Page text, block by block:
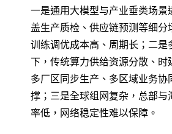
一是通用大模型与产业垂类场景
盖生产质检、供应链预测等细分
训练调优成本高、周期长；二是
下，传统算力供给资源分散、时
多厂区同步生产、多区域业务协
撑；三是全球组网复杂，总部与
率低，网络稳定性难以保障。